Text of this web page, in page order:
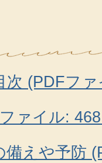
次 (PDFフ
ァイル:
備えや予防